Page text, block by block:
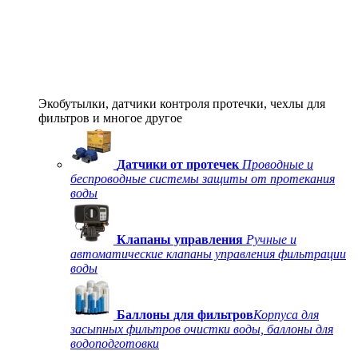
Экобутылки, датчики контроля протечки, чехлы для
фильтров и многое другое
Датчики от протечек Проводные и
беспроводные системы защиты от протекания
воды
Клапаны управления Ручные и
автоматические клапаны управления фильтрации
воды
Баллоны для фильтровКорпуса для
засыпных фильтров очистки воды, баллоны для
водоподготовки